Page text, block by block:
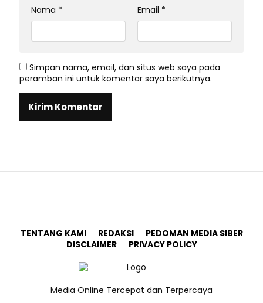
Nama * Email *
Simpan nama, email, dan situs web saya pada
peramban ini untuk komentar saya berikutnya.
TENTANG KAMI REDAKSI
PEDOMAN MEDIA SIBER
DISCLAIMER
PRIVACY POLICY
Media Online Tercepat dan Terpercaya